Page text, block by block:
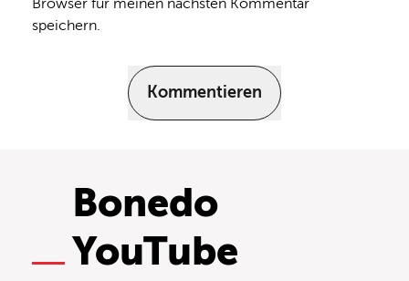
Browser für meinen nächsten Kommentar
speichern.
Kommentieren
Bonedo
YouTube